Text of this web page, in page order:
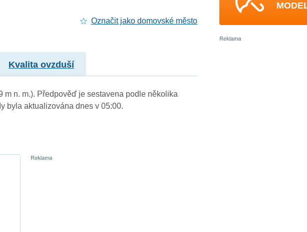
Označit jako domovské město
Kvalita ovzduší
n. m.). Předpověď je sestavena podle několika
byla aktualizována dnes v 05:00.